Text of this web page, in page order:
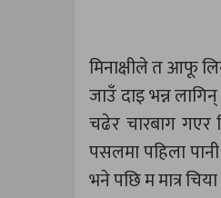
मिनाक्षीले त आफू
जाउँ दाइ भन्न
चढेर चारबाग गएर
पसलमा पहिला
भने पछि म मात्र